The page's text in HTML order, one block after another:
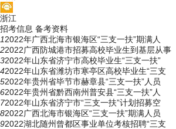
浙江
招考信息 备考资料
12022年广西北海市银海区“三支一扶”期满人
22022广西防城港市招募高校毕业生到基层从事
32022年山东省济宁市高校毕业生“三支一扶”
42022年山东省潍坊市寒亭区高校毕业生“三支
52022年贵州省毕节市赫章县“三支一扶”人员
62022年贵州省黔西南州普安县“三支一扶”人
72022年山东省济宁市“三支一扶”计划招募空
82022广西北海市银海区“三支一扶”期满人员
92022湖北随州曾都区事业单位考核招聘“三支